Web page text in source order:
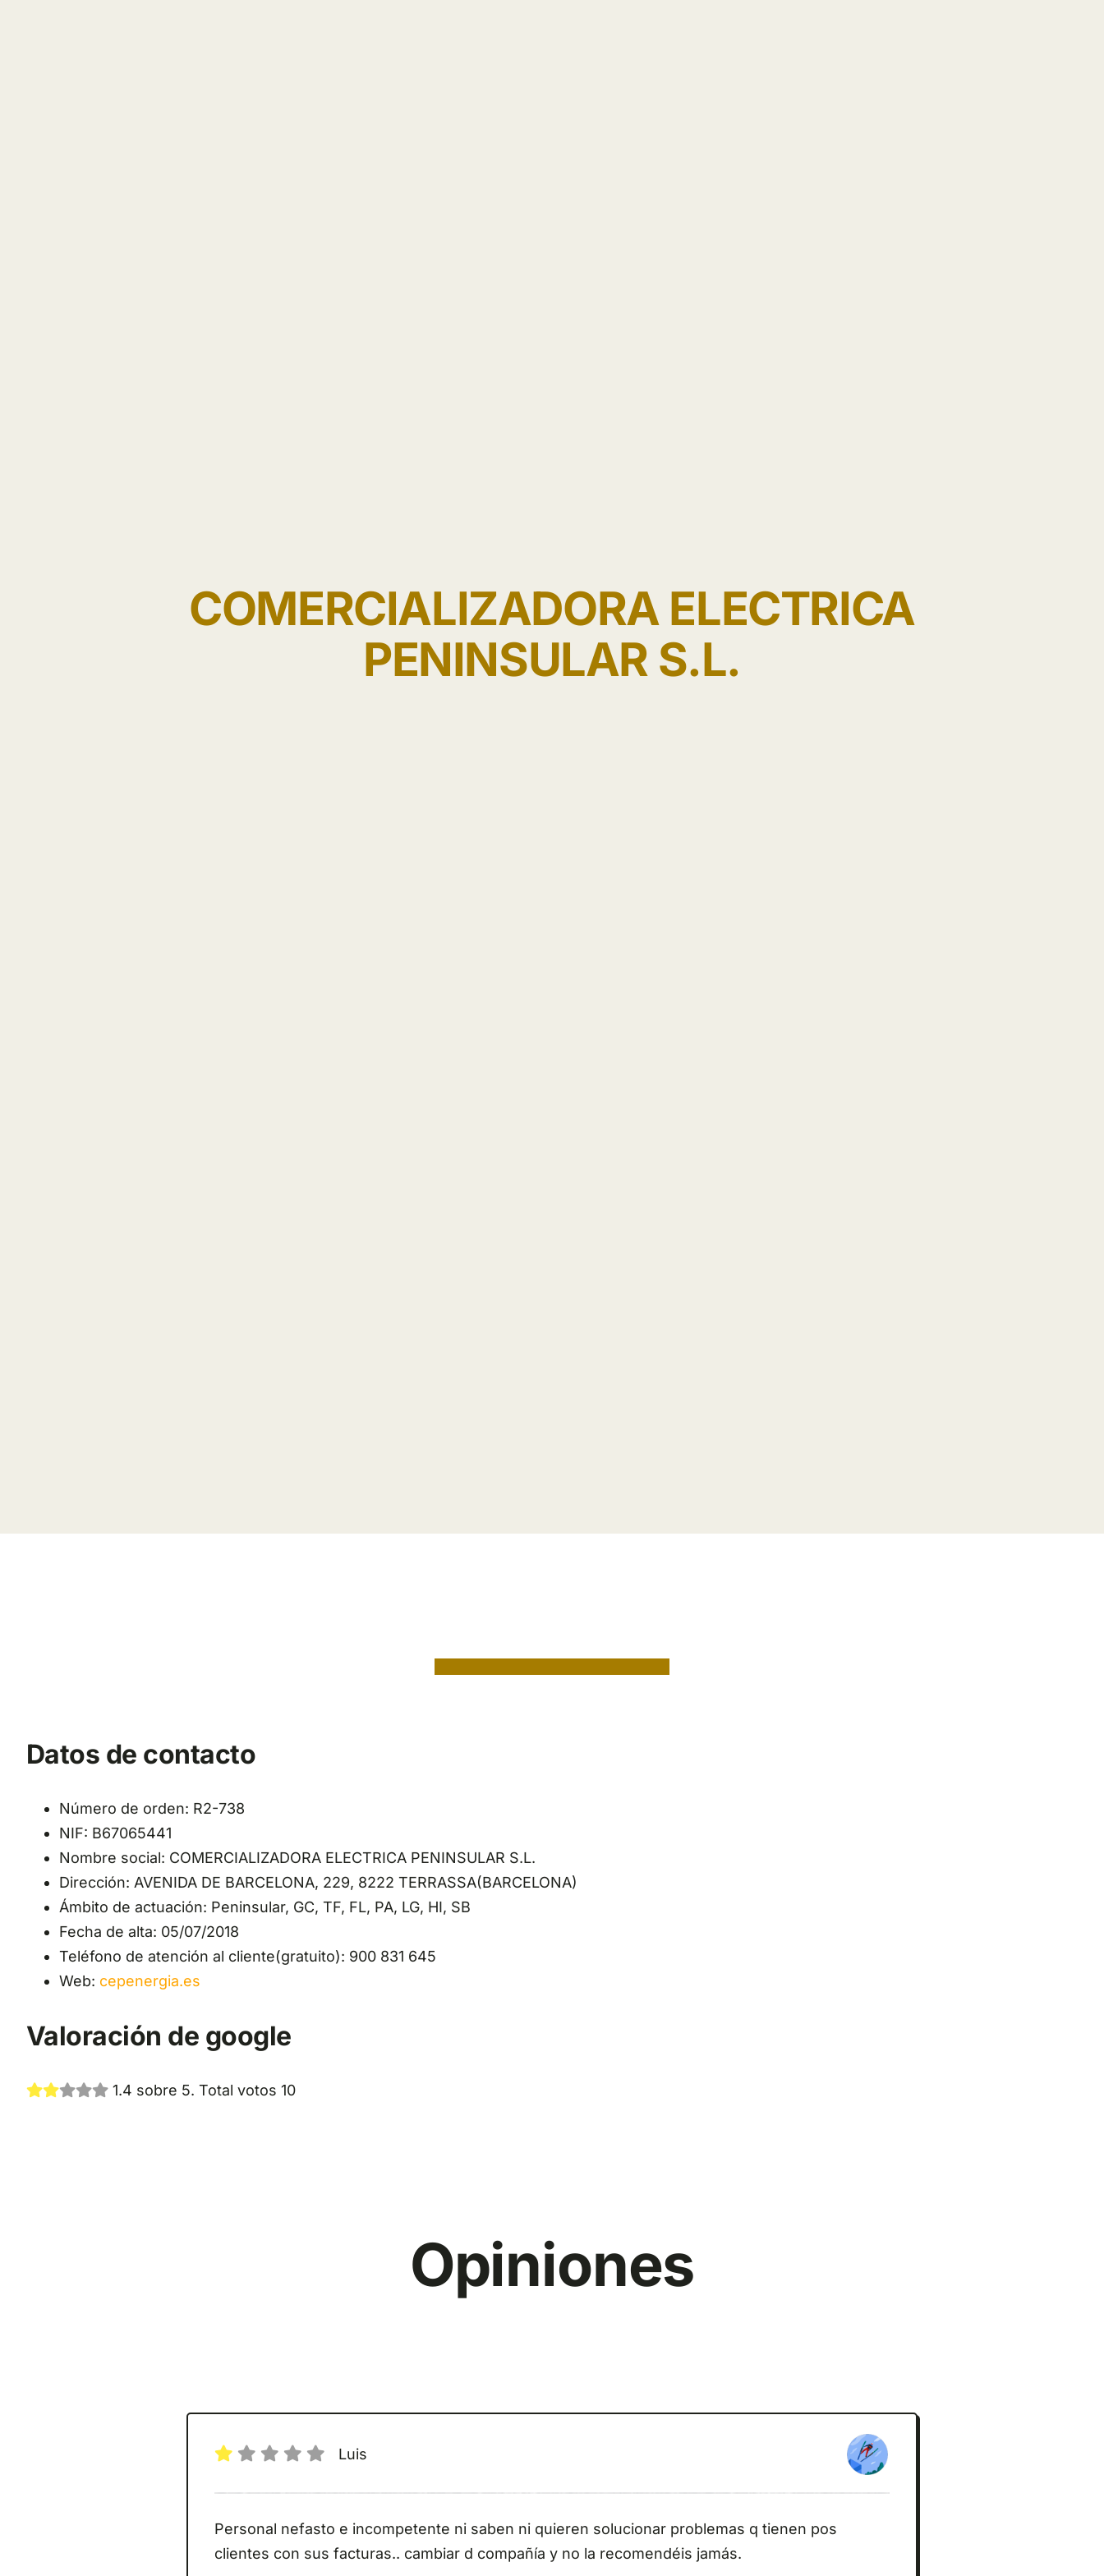
COMERCIALIZADORA ELECTRICA
PENINSULAR S.L.
Datos de contacto
Número de orden: R2-738
NIF: B67065441
Nombre social: COMERCIALIZADORA ELECTRICA PENINSULAR S.L.
Dirección: AVENIDA DE BARCELONA, 229, 8222 TERRASSA(BARCELONA)
Ámbito de actuación: Peninsular, GC, TF, FL, PA, LG, HI, SB
Fecha de alta: 05/07/2018
Teléfono de atención al cliente(gratuito): 900 831 645
Web: cepenergia.es
Valoración de google
1.4 sobre 5. Total votos 10
Opiniones
Luis
Personal nefasto e incompetente ni saben ni quieren solucionar problemas q tienen pos
clientes con sus facturas.. cambiar d compañía y no la recomendéis jamás.